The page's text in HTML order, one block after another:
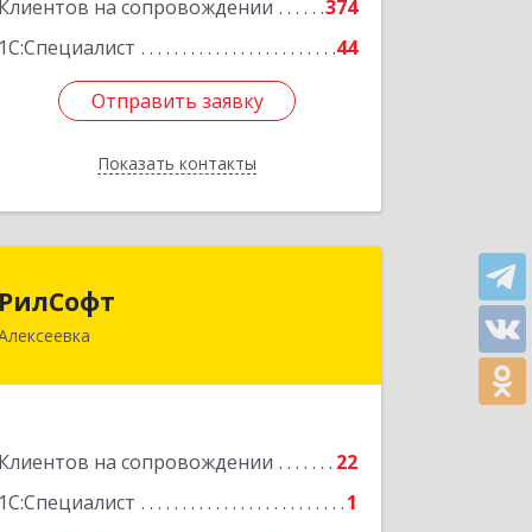
Клиентов на сопровождении
374
1С:Специалист
44
Отправить заявку
Показать контакты
Отправить заявку
Назад
РилСофт
Клиентов на сопровождении
22
1С:Специалист
1
Подробнее